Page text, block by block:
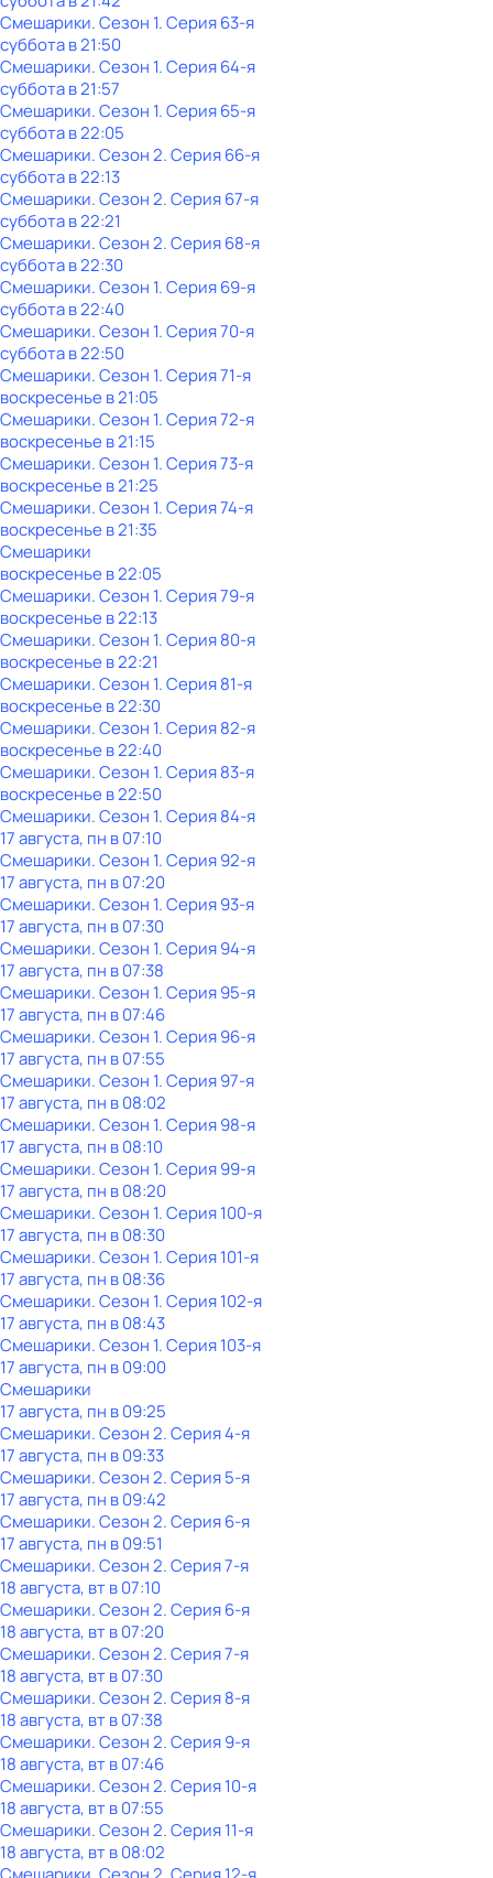
Смешарики. Сезон 1. Серия 63-я
субботав21:50
Смешарики. Сезон 1. Серия 64-я
субботав21:57
Смешарики. Сезон 1. Серия 65-я
субботав22:05
Смешарики. Сезон 2. Серия 66-я
субботав22:13
Смешарики. Сезон 2. Серия 67-я
субботав22:21
Смешарики. Сезон 2. Серия 68-я
субботав22:30
Смешарики. Сезон 1. Серия 69-я
субботав22:40
Смешарики. Сезон 1. Серия 70-я
субботав22:50
Смешарики. Сезон 1. Серия 71-я
воскресенье в21:05
Смешарики. Сезон 1. Серия 72-я
воскресенье в21:15
Смешарики. Сезон 1. Серия 73-я
воскресенье в21:25
Смешарики. Сезон 1. Серия 74-я
воскресенье в21:35
Смешарики
воскресенье в22:05
Смешарики. Сезон 1. Серия 79-я
воскресенье в22:13
Смешарики. Сезон 1. Серия 80-я
воскресенье в22:21
Смешарики. Сезон 1. Серия 81-я
воскресенье в22:30
Смешарики. Сезон 1. Серия 82-я
воскресенье в22:40
Смешарики. Сезон 1. Серия 83-я
воскресенье в22:50
Смешарики. Сезон 1. Серия 84-я
17 августа, пн в 07:10
Смешарики. Сезон 1. Серия 92-я
17 августа, пн в 07:20
Смешарики. Сезон 1. Серия 93-я
17 августа, пн в 07:30
Смешарики. Сезон 1. Серия 94-я
17 августа, пн в 07:38
Смешарики. Сезон 1. Серия 95-я
17 августа, пн в 07:46
Смешарики. Сезон 1. Серия 96-я
17 августа, пн в 07:55
Смешарики. Сезон 1. Серия 97-я
17 августа, пн в 08:02
Смешарики. Сезон 1. Серия 98-я
17 августа, пн в 08:10
Смешарики. Сезон 1. Серия 99-я
17 августа, пн в 08:20
Смешарики. Сезон 1. Серия 100-я
17 августа, пн в 08:30
Смешарики. Сезон 1. Серия 101-я
17 августа, пн в 08:36
Смешарики. Сезон 1. Серия 102-я
17 августа, пн в 08:43
Смешарики. Сезон 1. Серия 103-я
17 августа, пн в 09:00
Смешарики
17 августа, пн в 09:25
Смешарики. Сезон 2. Серия 4-я
17 августа, пн в 09:33
Смешарики. Сезон 2. Серия 5-я
17 августа, пн в 09:42
Смешарики. Сезон 2. Серия 6-я
17 августа, пн в 09:51
Смешарики. Сезон 2. Серия 7-я
18 августа, вт в 07:10
Смешарики. Сезон 2. Серия 6-я
18 августа, вт в 07:20
Смешарики. Сезон 2. Серия 7-я
18 августа, вт в 07:30
Смешарики. Сезон 2. Серия 8-я
18 августа, вт в 07:38
Смешарики. Сезон 2. Серия 9-я
18 августа, вт в 07:46
Смешарики. Сезон 2. Серия 10-я
18 августа, вт в 07:55
Смешарики. Сезон 2. Серия 11-я
18 августа, вт в 08:02